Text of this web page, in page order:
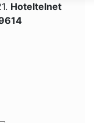
Hoteltelnet